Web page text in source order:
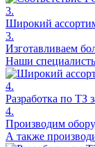
3.
Широкий
3.
Изготавливаем
Наши
4.
Разработка по ТЗ
4.
Производим
А также